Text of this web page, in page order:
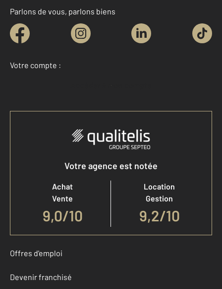
Parlons de vous, parlons biens
Votre compte :
Accéder à mon compte
Votre agence est notée
Achat
Vente
9,0/10
Location
Gestion
9,2/10
Offres d'emploi
Devenir franchisé